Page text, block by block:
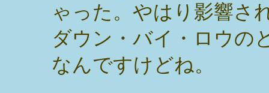
ゃった。やはり影響さ
ダウン・バイ・ロウの
なんですけどね。